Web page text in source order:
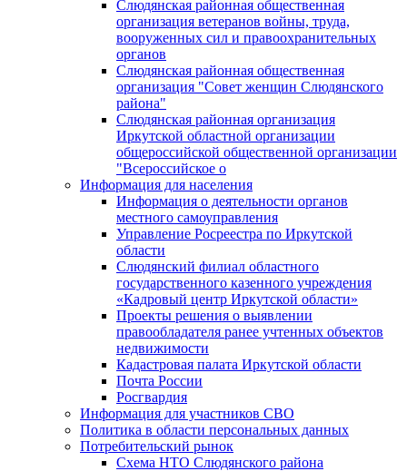
Слюдянская районная общественная
организация ветеранов войны, труда,
вооруженных сил и правоохранительных
органов
Слюдянская районная общественная
организация "Совет женщин Слюдянского
района"
Слюдянская районная организация
Иркутской областной организации
общероссийской общественной организации
"Всероссийское о
Информация для населения
Информация о деятельности органов
местного самоуправления
Управление Росреестра по Иркутской
области
Слюдянский филиал областного
государственного казенного учреждения
«Кадровый центр Иркутской области»
Проекты решения о выявлении
правообладателя ранее учтенных объектов
недвижимости
Кадастровая палата Иркутской области
Почта России
Росгвардия
Информация для участников СВО
Политика в области персональных данных
Потребительский рынок
Схема НТО Слюдянского района